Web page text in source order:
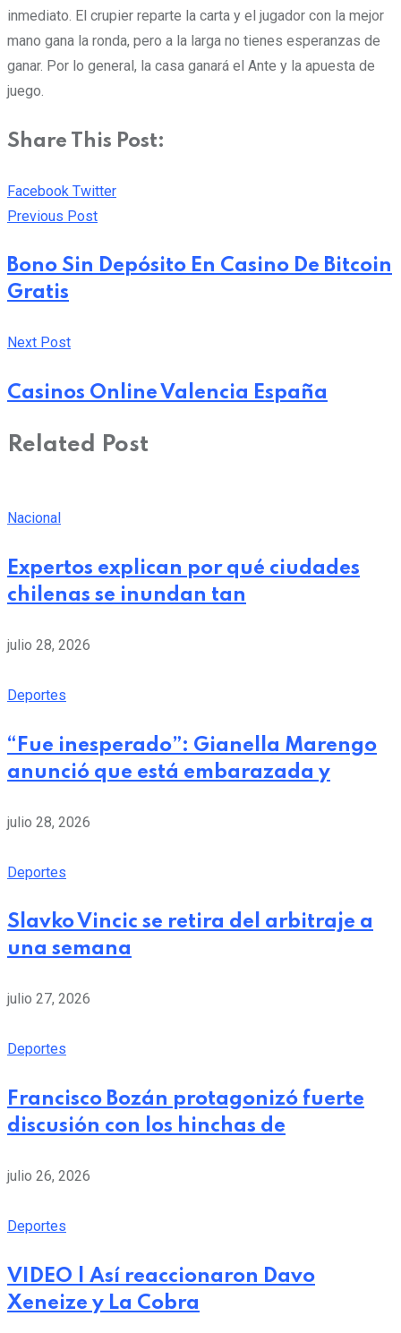
inmediato. El crupier reparte la carta y el jugador con la mejor
mano gana la ronda, pero a la larga no tienes esperanzas de
ganar. Por lo general, la casa ganará el Ante y la apuesta de
juego.
Share This Post:
Facebook TwitterPinterest
Whatsapp
Cloud
StumbleUpon
Print
Share
Previous Post
Bono Sin Depósito En Casino De Bitcoin
Gratis
Next Post
Casinos Online Valencia España
Related Post
Nacional
Expertos explican por qué ciudades
chilenas se inundan tan
julio 28, 2026
Deportes
“Fue inesperado”: Gianella Marengo
anunció que está embarazada y
julio 28, 2026
Deportes
Slavko Vincic se retira del arbitraje a
una semana
julio 27, 2026
Deportes
Francisco Bozán protagonizó fuerte
discusión con los hinchas de
julio 26, 2026
Deportes
VIDEO | Así reaccionaron Davo
Xeneize y La Cobra